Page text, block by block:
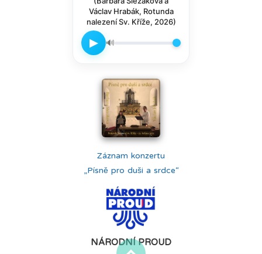
Václav Hrabák, Rotunda
nalezení Sv. Kříže, 2026)
▶ 🔊
Záznam konzertu
„Písně pro duši a srdce“
NÁRODNÍ PROUD